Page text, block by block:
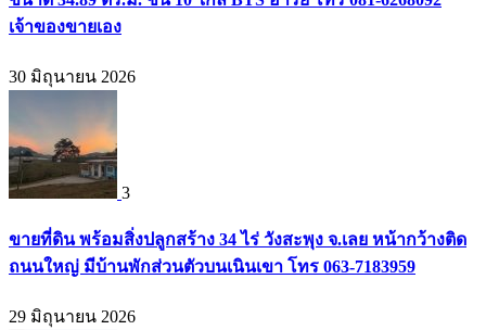
เจ้าของขายเอง
30 มิถุนายน 2026
3
ขายที่ดิน พร้อมสิ่งปลูกสร้าง 34 ไร่ วังสะพุง จ.เลย หน้ากว้างติด
ถนนใหญ่ มีบ้านพักส่วนตัวบนเนินเขา โทร 063-7183959
29 มิถุนายน 2026